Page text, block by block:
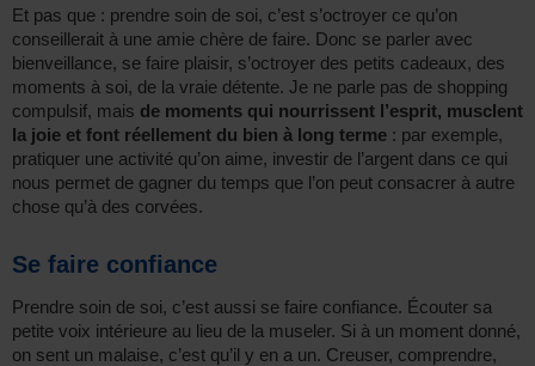
Et pas que : prendre soin de soi, c’est s’octroyer ce qu’on
conseillerait à une amie chère de faire. Donc se parler avec
bienveillance, se faire plaisir, s’octroyer des petits cadeaux, des
moments à soi, de la vraie détente. Je ne parle pas de shopping
compulsif, mais de moments qui nourrissent l’esprit, musclent
la joie et font réellement du bien à long terme : par exemple,
pratiquer une activité qu’on aime, investir de l’argent dans ce qui
nous permet de gagner du temps que l’on peut consacrer à autre
chose qu’à des corvées.
Se faire confiance
Prendre soin de soi, c’est aussi se faire confiance. Écouter sa
petite voix intérieure au lieu de la museler. Si à un moment donné,
on sent un malaise, c’est qu’il y en a un. Creuser, comprendre,